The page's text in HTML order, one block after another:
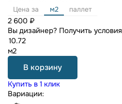
Цена за м2 паллет
2 600 ₽
Вы дизайнер? Получить условия
м2
В корзину
Купить в 1 клик
Вариации: